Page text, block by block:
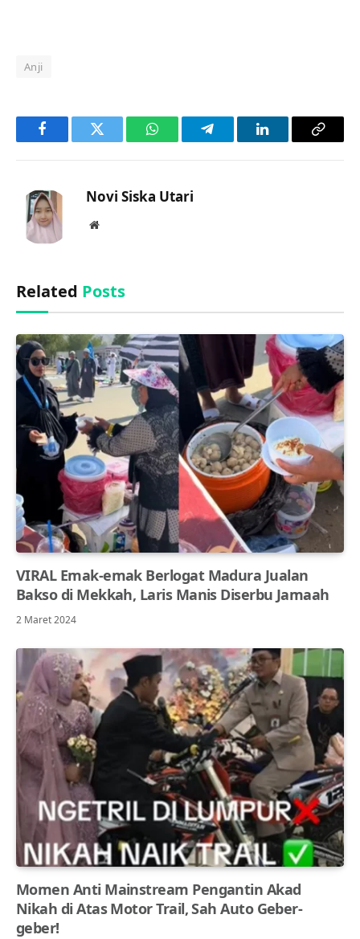
Anji
FacebookTwitter WhatsAppTelegramLinkedInCopy
Novi Siska Utari
Website
Related Posts
VIRAL Emak-emak Berlogat Madura Jualan
Bakso di Mekkah, Laris Manis Diserbu Jamaah
2 Maret 2024
Momen Anti Mainstream Pengantin Akad
Nikah di Atas Motor Trail, Sah Auto Geber-
geber!